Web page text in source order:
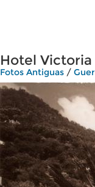
Hotel Victoria
Fotos Antiguas /